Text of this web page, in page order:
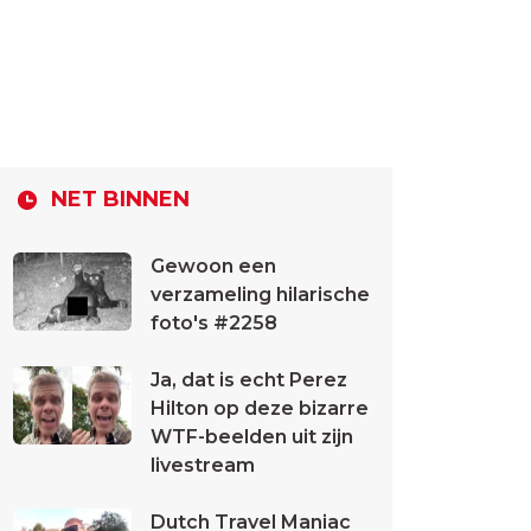
NET BINNEN
Gewoon een
verzameling hilarische
foto's #2258
Ja, dat is echt Perez
Hilton op deze bizarre
WTF-beelden uit zijn
livestream
Dutch Travel Maniac